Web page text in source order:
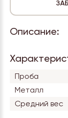
Описание:
Проба
Металл
Средний вес